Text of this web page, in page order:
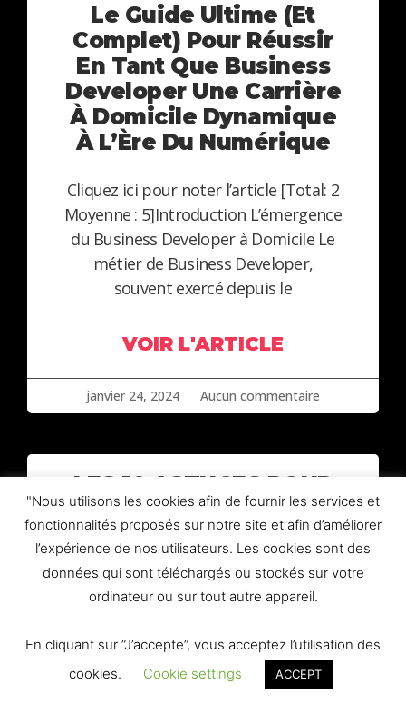
Le Guide Ultime (et
Complet) Pour Réussir
En Tant Que Business
Developer Une Carrière
À Domicile Dynamique
À L’Ère Du Numérique
Cliquez ici pour noter l’article [Total: 2
Moyenne : 5]Introduction L’émergence
du Business Developer à Domicile Le
métier de Business Developer,
souvent exercé depuis le
VOIR L'ARTICLE
janvier 24, 2024 Aucun commentaire
LES 10 ASTUCES POUR
BOOSTER VOTRE
VISIBILITÉ EN LIGNE
Cliquez ici pour noter l’article [Total:
56 Moyenne : 1.2]Il n’y a jamais eu de
entreprise en ligne. Avec des
"Nous utilisons les cookies afin de fournir les services et
fonctionnalités proposés sur notre site et afin d’améliorer
l’expérience de nos utilisateurs. Les cookies sont des
données qui sont téléchargés ou stockés sur votre
ordinateur ou sur tout autre appareil.
En cliquant sur ”J’accepte”, vous acceptez l’utilisation des
cookies.
Cookie settings ACCEPT